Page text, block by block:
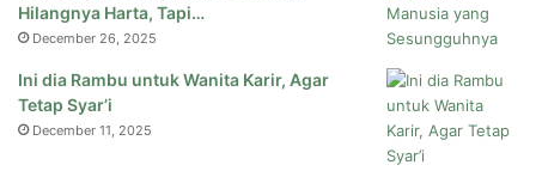
Hilangnya Harta, Tapi…
December 26, 2025
Ini dia Rambu untuk Wanita Karir, Agar
Tetap Syar’i
December 11, 2025